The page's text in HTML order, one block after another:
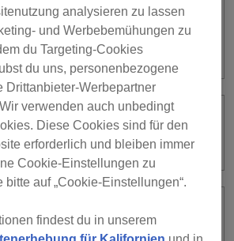
über ein Mikrofon
das an den DJ-Controller
ist?
aufgezeichneten
ich die
analysieren zu lassen
und Werbebemühungen zu
du Targeting-Cookies
du uns, personenbezogene
Drittanbieter-Werbepartner
verwenden auch unbedingt
Diese Cookies sind für den
erforderlich und bleiben immer
Cookie-Einstellungen zu
auf „Cookie-Einstellungen“.
findest du in unserem